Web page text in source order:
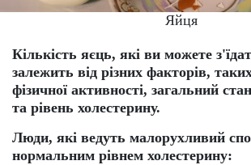
Яйця
Кількість яєць, які ви можете
залежить від різних факторів,
фізичної активності, загальний
та рівень холестерину.
Люди, які ведуть малорухливий
нормальним рівнем холестерину: